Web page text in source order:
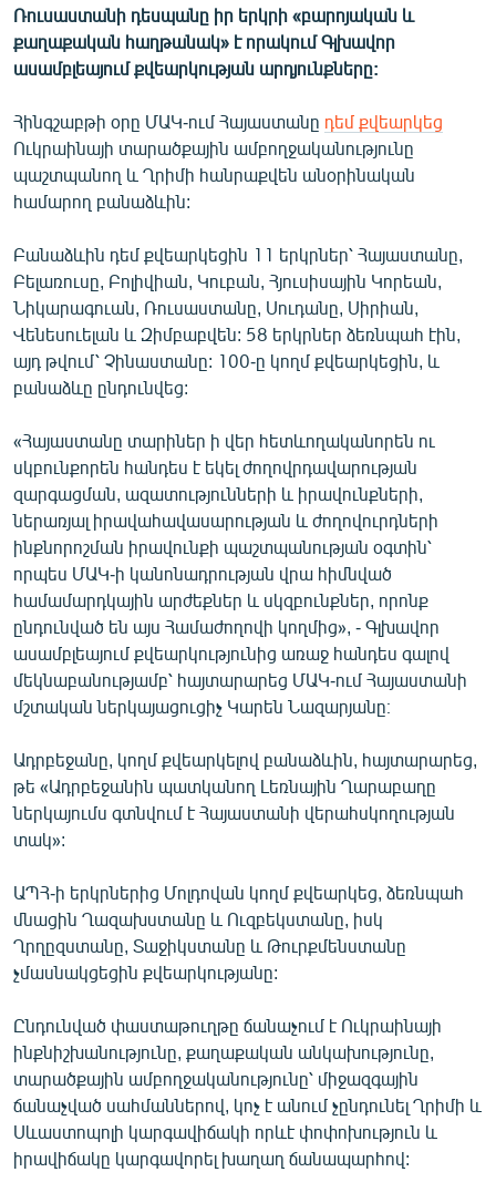
ՏԵՍԱՆՅՈՒԹԵՐ
ԲԱՆԱՎԵՃ
ՓՈԴՔԱՍԹ
Հայերեն
Русский
ՀԵՏԵՎԵՔ ՄԵԶ
«Ազատության» բոլոր կայքերը
Ռուսաստանի դեսպանը իր երկրի «բարոյական և
քաղաքական հաղթանակ» է որակում Գլխավոր
ասամբլեայում քվեարկության արդյունքները:
Հինգշաբթի օրը ՄԱԿ-ում Հայաստանը դեմ քվեարկեց
Ուկրաինայի տարածքային ամբողջականությունը
պաշտպանող և Ղրիմի հանրաքվեն անօրինական
համարող բանաձևին:
Բանաձևին դեմ քվեարկեցին 11 երկրներ՝ Հայաստանը,
Բելառուսը, Բոլիվիան, Կուբան, Հյուսիսային Կորեան,
Նիկարագուան, Ռուսաստանը, Սուդանը, Սիրիան,
Վենեսուելան և Զիմբաբվեն: 58 երկրներ ձեռնպահ էին,
այդ թվում՝ Չինաստանը: 100-ը կողմ քվեարկեցին, և
բանաձևը ընդունվեց:
«Հայաստանը տարիներ ի վեր հետևողականորեն ու
սկբունքորեն հանդես է եկել ժողովրդավարության
զարգացման, ազատությունների և իրավունքների,
ներառյալ իրավահավասարության և ժողովուրդների
ինքնորոշման իրավունքի պաշտպանության օգտին՝
որպես ՄԱԿ-ի կանոնադրության վրա հիմնված
համամարդկային արժեքներ և սկզբունքներ, որոնք
ընդունված են այս Համաժողովի կողմից», - Գլխավոր
ասամբլեայում քվեարկությունից առաջ հանդես գալով
մեկնաբանությամբ՝ հայտարարեց ՄԱԿ-ում Հայաստանի
մշտական ներկայացուցիչ Կարեն Նազարյանը։
Ադրբեջանը, կողմ քվեարկելով բանաձևին, հայտարարեց,
թե «Ադրբեջանին պատկանող Լեռնային Ղարաբաղը
ներկայումս գտնվում է Հայաստանի վերահսկողության
տակ»:
ԱՊՀ-ի երկրներից Մոլդովան կողմ քվեարկեց, ձեռնպահ
մնացին Ղազախստանը և Ուզբեկստանը, իսկ
Ղրղըզստանը, Տաջիկստանը և Թուրքմենստանը
չմասնակցեցին քվեարկությանը:
Ընդունված փաստաթուղթը ճանաչում է Ուկրաինայի
ինքնիշխանությունը, քաղաքական անկախությունը,
տարածքային ամբողջականությունը՝ միջազգային
ճանաչված սահմաններով, կոչ է անում չընդունել Ղրիմի և
Սևաստոպոլի կարգավիճակի որևէ փոփոխություն և
իրավիճակը կարգավորել խաղաղ ճանապարհով: